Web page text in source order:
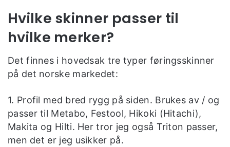
Hvilke skinner passer til
hvilke merker?
Det finnes i hovedsak tre typer føringsskinner
på det norske markedet:
1. Profil med bred rygg på siden. Brukes av / og
passer til Metabo, Festool, Hikoki (Hitachi),
Makita og Hilti. Her tror jeg også Triton passer,
men det er jeg usikker på.